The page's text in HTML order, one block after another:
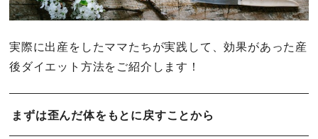
実際に出産をしたママたちが実践して、効果があった産
後ダイエット方法をご紹介します！
まずは歪んだ体をもとに戻すことから